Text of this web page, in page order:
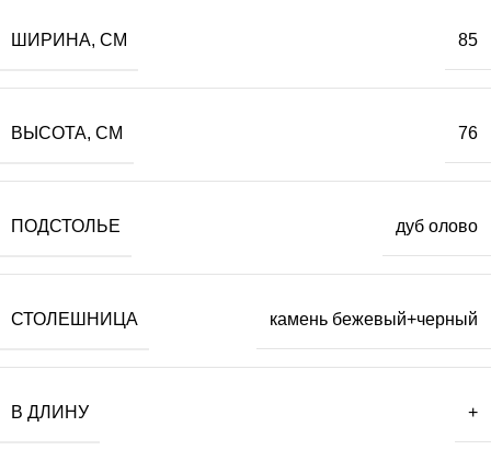
ШИРИНА, СМ 85
ВЫСОТА, СМ 76
ПОДСТОЛЬЕ дуб олово
СТОЛЕШНИЦА камень бежевый+черный
В ДЛИНУ +